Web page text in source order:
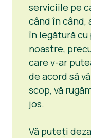
serviciile pe
când în când,
în legătură
noastre,
care v-ar
de acord să
scop, vă
jos.
Vă puteți